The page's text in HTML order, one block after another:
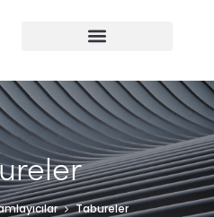
Tabureler